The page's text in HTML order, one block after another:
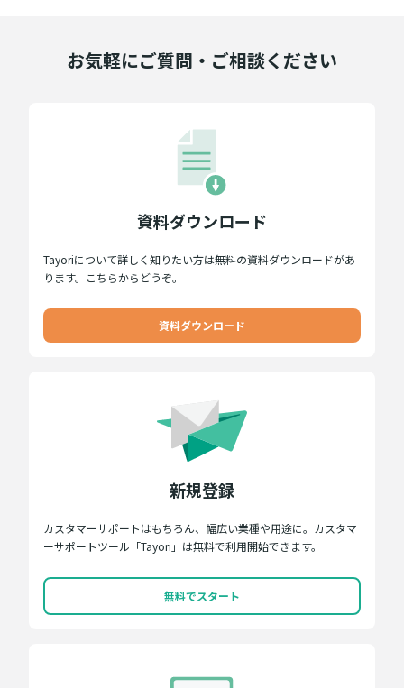
お気軽にご質問・ご相談ください
資料ダウンロード
Tayoriについて詳しく知りたい方は無料の資料ダウンロードがあ
ります。こちらからどうぞ。
資料ダウンロード
新規登録
カスタマーサポートはもちろん、幅広い業種や用途に。カスタマ
ーサポートツール「Tayori」は無料で利用開始できます。
無料でスタート